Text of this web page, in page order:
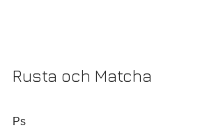
Rusta och Matcha
Ps